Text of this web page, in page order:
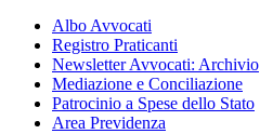
Albo Avvocati
Registro Praticanti
Newsletter Avvocati: Archivio
Mediazione e Conciliazione
Patrocinio a Spese dello Stato
Area Previdenza